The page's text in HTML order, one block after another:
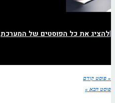
|להציג את כל הפוסטים של המערכת
« פוסט קודם
פוסט הבא »